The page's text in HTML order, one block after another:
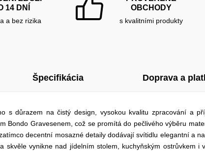
14 DNÍ
a bez rizika
OBCHODY
s kvalitními produkty
Špecifikácia Doprava a
s důrazem na čistý design, vysokou kvalitu zpracování a
Bondo Gravesenem, což se promítá do pečlivého výběru
decentní mosazné detaily dodávají svítidlu elegantní a
skvěle vynikne nad jídelním stolem, kuchyňským ostrůvkem i